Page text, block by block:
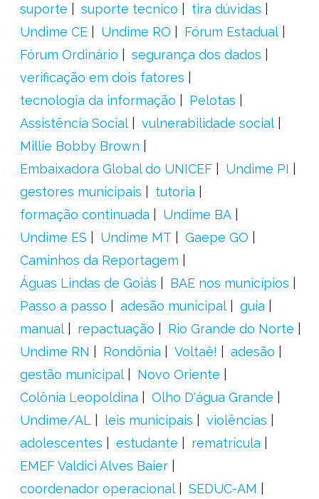
suporte
suporte tecnico
tira dúvidas
Undime CE
Undime RO
Fórum Estadual
Fórum Ordinário
segurança dos dados
verificação em dois fatores
tecnologia da informação
Pelotas
Assistência Social
vulnerabilidade social
Millie Bobby Brown
Embaixadora Global do UNICEF
Undime PI
gestores municipais
tutoria
formação continuada
Undime BA
Undime ES
Undime MT
Gaepe GO
Caminhos da Reportagem
Águas Lindas de Goiás
BAE nos municípios
Passo a passo
adesão municipal
guia
manual
repactuação
Rio Grande do Norte
Undime RN
Rondônia Voltaê!
adesão
gestão municipal
Novo Oriente
Colônia Leopoldina
Olho D'água Grande
Undime/AL
leis municipais
violências
adolescentes
estudante
rematrícula
EMEF Valdici Alves Baier
coordenador operacional
SEDUC-AM